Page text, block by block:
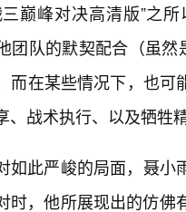
巅峰对决高清版”之
团队的默契配合（虽
而在某些情况下，也
、战术执行、以及牺牲
如此严峻的局面，聂
时，他所展现出的仿